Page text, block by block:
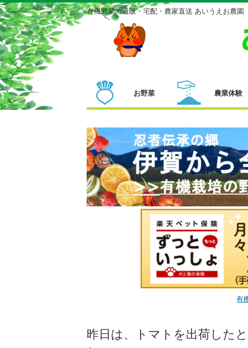
有機野菜の通販・宅配・農家直送 あいうえお農園
お野菜 農業体験
有
昨日は、トマトを出荷した